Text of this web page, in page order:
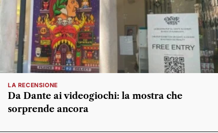
LA RECENSIONE
Da Dante ai videogiochi: la mostra che
sorprende ancora